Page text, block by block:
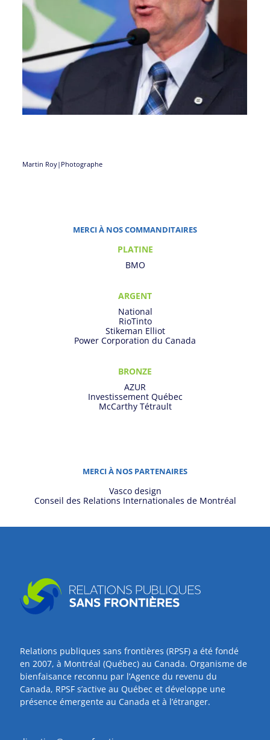
Martin Roy|Photographe
MERCI À NOS COMMANDITAIRES
PLATINE
BMO
ARGENT
National
RioTinto
Stikeman Elliot
Power Corporation du Canada
BRONZE
AZUR
Investissement Québec
McCarthy Tétrault
MERCI À NOS PARTENAIRES
Vasco design
Conseil des Relations Internationales de Montréal
Relations publiques sans frontières (RPSF) a été fondé
en 2007, à Montréal (Québec) au Canada. Organisme de
bienfaisance reconnu par l’Agence du revenu du
Canada, RPSF s’active au Québec et développe une
présence émergente au Canada et à l’étranger.